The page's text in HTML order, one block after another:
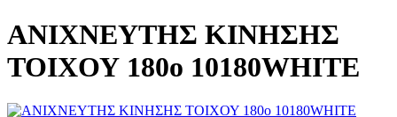
ΑΝΙΧΝΕΥΤΗΣ ΚΙΝΗΣΗΣ
ΤΟΙΧΟΥ 180o 10180WHITE